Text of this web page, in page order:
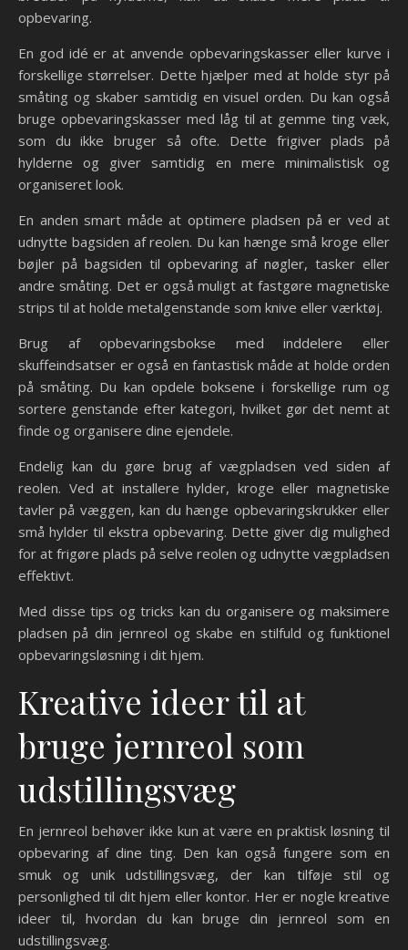
opbevaring.
En god idé er at anvende opbevaringskasser eller kurve i
forskellige størrelser. Dette hjælper med at holde styr på
småting og skaber samtidig en visuel orden. Du kan også
bruge opbevaringskasser med låg til at gemme ting væk,
som du ikke bruger så ofte. Dette frigiver plads på
hylderne og giver samtidig en mere minimalistisk og
organiseret look.
En anden smart måde at optimere pladsen på er ved at
udnytte bagsiden af reolen. Du kan hænge små kroge eller
bøjler på bagsiden til opbevaring af nøgler, tasker eller
andre småting. Det er også muligt at fastgøre magnetiske
strips til at holde metalgenstande som knive eller værktøj.
Brug af opbevaringsbokse med inddelere eller
skuffeindsatser er også en fantastisk måde at holde orden
på småting. Du kan opdele boksene i forskellige rum og
sortere genstande efter kategori, hvilket gør det nemt at
finde og organisere dine ejendele.
Endelig kan du gøre brug af vægpladsen ved siden af
reolen. Ved at installere hylder, kroge eller magnetiske
tavler på væggen, kan du hænge opbevaringskrukker eller
små hylder til ekstra opbevaring. Dette giver dig mulighed
for at frigøre plads på selve reolen og udnytte vægpladsen
effektivt.
Med disse tips og tricks kan du organisere og maksimere
pladsen på din jernreol og skabe en stilfuld og funktionel
opbevaringsløsning i dit hjem.
Kreative ideer til at
bruge jernreol som
udstillingsvæg
En jernreol behøver ikke kun at være en praktisk løsning til
opbevaring af dine ting. Den kan også fungere som en
smuk og unik udstillingsvæg, der kan tilføje stil og
personlighed til dit hjem eller kontor. Her er nogle kreative
ideer til, hvordan du kan bruge din jernreol som en
udstillingsvæg.